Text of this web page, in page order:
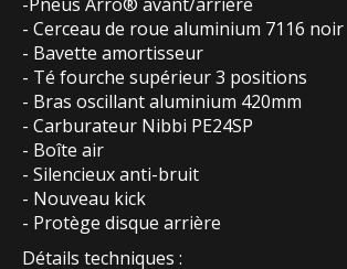
- Cerceau de roue aluminium 7116 noir
- Bavette amortisseur
- Té fourche supérieur 3 positions
- Bras oscillant aluminium 420mm
- Carburateur Nibbi PE24SP
- Boîte air
- Silencieux anti-bruit
- Nouveau kick
- Protège disque arrière
Détails techniques :